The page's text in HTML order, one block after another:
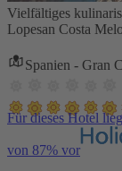
Vielfältiges
Lopesan Costa
Spanien - Gran
Für dieses Hotel
von 87% vor